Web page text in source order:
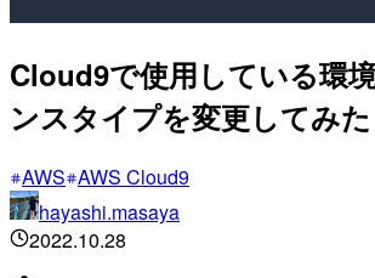
Cloud9で使用している環
ンスタイプを変更してみた
AWS AWS Cloud9
hayashi.masaya
2022.10.28